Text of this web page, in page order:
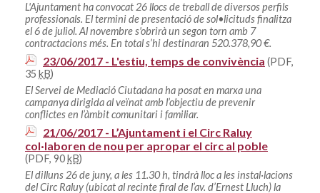
L'Ajuntament ha convocat 26 llocs de treball de diversos perfils
professionals. El termini de presentació de sol•licituds finalitza
el 6 de juliol. Al novembre s'obrirà un segon torn amb 7
contractacions més. En total s’hi destinaran 520.378,90 €.
23/06/2017 - L'estiu, temps de convivència (PDF,
35 kB)
El Servei de Mediació Ciutadana ha posat en marxa una
campanya dirigida al veïnat amb l’objectiu de prevenir
conflictes en l’àmbit comunitari i familiar.
21/06/2017 - L’Ajuntament i el Circ Raluy
col·laboren de nou per apropar el circ al poble
(PDF, 90kB)
El dilluns 26 de juny, a les 11.30 h, tindrà lloc a les instal·lacions
del Circ Raluy (ubicat al recinte firal de l’av. d’Ernest Lluch) la